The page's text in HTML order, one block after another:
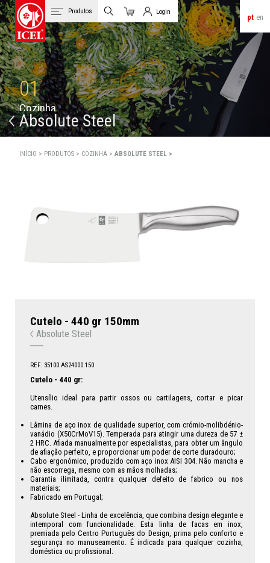
pt en
Produtos
Carrinho
Login
Login de Clientes
01
Cozinha
Absolute Steel
INÍCIO > PRODUTOS > COZINHA >ABSOLUTE STEEL >
Cutelo - 440 gr 150mm
Absolute Steel
REF: 35100.AS24000.150
Cutelo - 440 gr:
Utensílio ideal para partir ossos ou cartilagens, cortar e picar
carnes.
Lâmina de aço inox de qualidade superior, com crómio-molibdénio-
vanádio (X50CrMoV15). Temperada para atingir uma dureza de 57 ±
2 HRC. Afiada manualmente por especialistas, para obter um ângulo
de afiação perfeito, e proporcionar um poder de corte duradouro;
Cabo ergonómico, produzido com aço inox AISI 304. Não mancha e
não escorrega, mesmo com as mãos molhadas;
Garantia ilimitada, contra qualquer defeito de fabrico ou nos
materiais;
Fabricado em Portugal;
Absolute Steel - Linha de excelência, que combina design elegante e
intemporal com funcionalidade. Esta linha de facas em inox,
premiada pelo Centro Português do Design, prima pelo conforto e
segurança no manuseamento. É indicada para qualquer cozinha,
doméstica ou profissional.